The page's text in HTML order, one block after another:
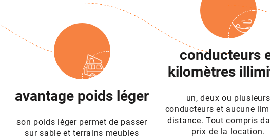
avantage poids léger
son poids léger permet de passer
sur sable et terrains meubles
conducteurs
kilomètres
un, deux ou plusieurs
conducteurs et aucune
distance. Tout compris
prix de la location.